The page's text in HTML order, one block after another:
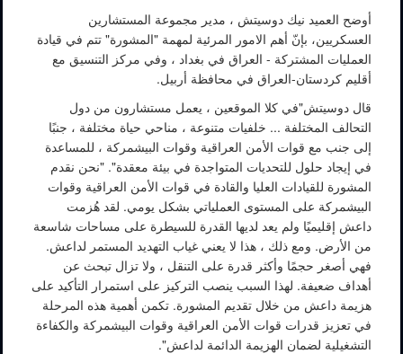
أوضح العميد نيك دوسيتش ، مدير مجموعة المستشارين
العسكريين، بإنّ أهم الامور المرئية لمهمة "المشورة" تتم في قيادة
العمليات المشتركة - العراق في بغداد ، وفي مركز التنسيق مع
أقليم كردستان-العراق في محافظة أربيل.
قال دوسيتش"في كلا الموقعين ، يعمل مستشارون من دول
التحالف المختلفة ... خلفيات متنوعة ، مناحي حياة مختلفة ، جنبًا
إلى جنب مع قوات الأمن العراقية وقوات البيشمركة ، للمساعدة
في إيجاد حلول للتحديات المتواجدة في بيئة معقدة". "نحن نقدم
المشورة للقيادات العليا والقادة في قوات الأمن العراقية وقوات
البيشمركة على المستوى العملياتي بشكل يومي. لقد هُزمت
داعش إقليميًا ولم يعد لديها القدرة للسيطرة على مساحات شاسعة
من الأرض. ومع ذلك ، هذا لا يعني غياب التهديد المستمر لداعش.
فهي أصغر حجمًا وأكثر قدرة على التنقل ، ولا تزال تبحث عن
أهداف ضعيفة. لهذا السبب ينصب التركيز على استمرار التأكيد على
هزيمة داعش من خلال تقديم المشورة. تكمن أهمية هذه المرحلة
في تعزيز قدرات قوات الأمن العراقية وقوات البيشمركة والكفاءة
التشغيلية لضمان الهزيمة الدائمة لداعش".